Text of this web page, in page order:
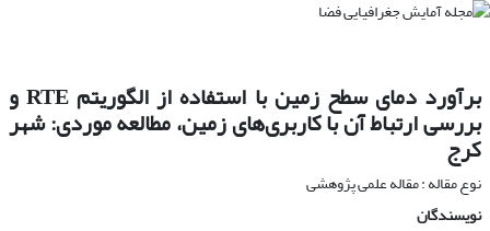
برآورد دمای سطح زمین با استفاده از الگوریتم RTE و
بررسی ارتباط آن با کاربری‌های زمین، مطالعه موردی: شهر
کرج
نوع مقاله : مقاله علمی پژوهشی
نویسندگان